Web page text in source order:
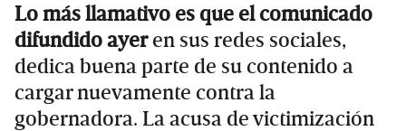
Lo más llamativo es que el comunicado
difundido ayeren sus redes sociales,
dedica buena parte de su contenido a
cargar nuevamente contra la
gobernadora. La acusa de victimización